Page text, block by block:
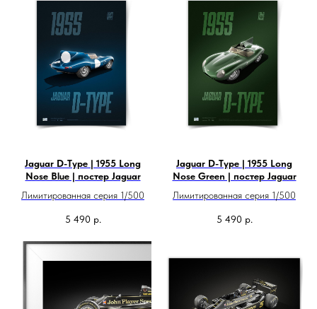
Jaguar D-Type | 1955 Long
Nose Blue | постер Jaguar
Лимитированная серия 1/500
5 490 р.
Jaguar D-Type | 1955 Long
Nose Green | постер Jaguar
Лимитированная серия 1/500
5 490 р.